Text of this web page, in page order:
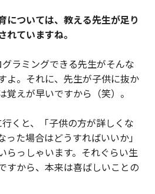
ついては、教える先生が足り
ていますね。
ラミングできる先生がそんな
よ。それに、先生が子供に抜か
えが早いですから（笑）。
くと、「子供の方が詳しくな
った場合はどうすればいいか」
らっしゃいます。それぐらい生
すから、本来は喜ばしいことの